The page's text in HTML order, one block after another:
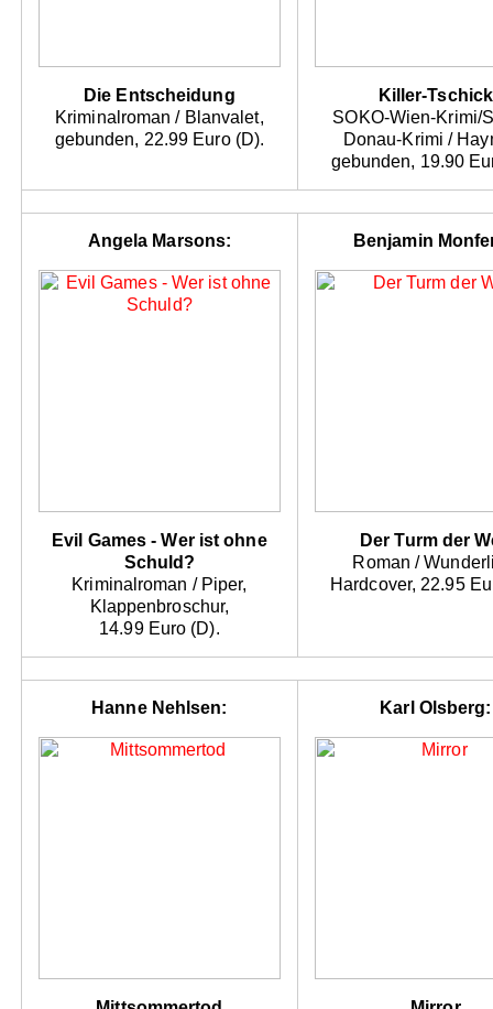
Die Entscheidung
Kriminalroman / Blanvalet,
gebunden, 22.99 Euro (D).
Killer-Tschick
SOKO-Wien-Krimi/
Donau-Krimi /
gebunden, 19.90
Angela Marsons:
Evil Games - Wer ist ohne
Schuld?
Kriminalroman / Piper,
Klappenbroschur,
14.99 Euro (D).
Benjamin
Der Turm der
Roman /
Hardcover, 22.95
Hanne Nehlsen: Karl Olsberg: